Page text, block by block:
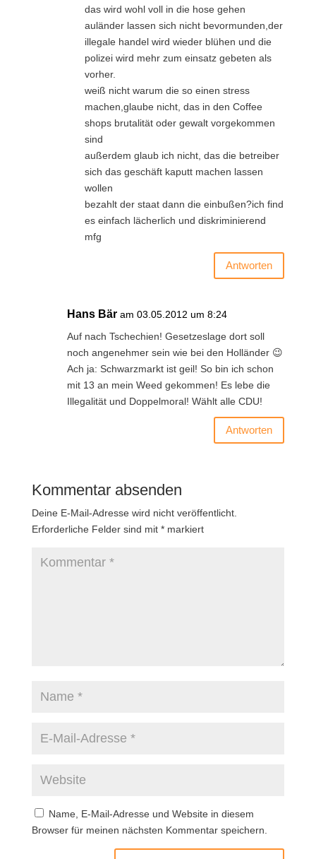
das wird wohl voll in die hose gehen
auländer lassen sich nicht bevormunden,der
illegale handel wird wieder blühen und die
polizei wird mehr zum einsatz gebeten als
vorher.
weiß nicht warum die so einen stress
machen,glaube nicht, das in den Coffee
shops brutalität oder gewalt vorgekommen
sind
außerdem glaub ich nicht, das die betreiber
sich das geschäft kaputt machen lassen
wollen
bezahlt der staat dann die einbußen?ich find
es einfach lächerlich und diskriminierend
mfg
Antworten
Hans Bär am 03.05.2012 um 8:24
Auf nach Tschechien! Gesetzeslage dort soll
noch angenehmer sein wie bei den Holländer 😉
Ach ja: Schwarzmarkt ist geil! So bin ich schon
mit 13 an mein Weed gekommen! Es lebe die
Illegalität und Doppelmoral! Wählt alle CDU!
Antworten
Kommentar absenden
Deine E-Mail-Adresse wird nicht veröffentlicht.
Erforderliche Felder sind mit *markiert
Name, E-Mail-Adresse und Website in diesem
Browser für meinen nächsten Kommentar speichern.